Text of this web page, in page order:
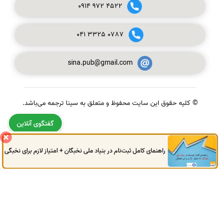
0914972 4522
041 3325 0787
sina.pub@gmail.com
© کلیه حقوق این سایت محفوظ و متعلق به سینا ترجمه می‌باشد.
04133250787
09149724522
راهنمای کامل ثبت‌نام در بنیاد ملی نخبگان + امتیاز لازم برای نخبگی
گفتگوی آنلاین